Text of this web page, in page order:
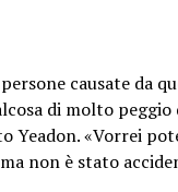
causate da
di molto
Yeadon. «Vorrei
non è stato